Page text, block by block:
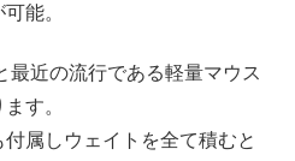
能。
最近の流行である軽量マウス
す。
属しウェイトを全て積むと